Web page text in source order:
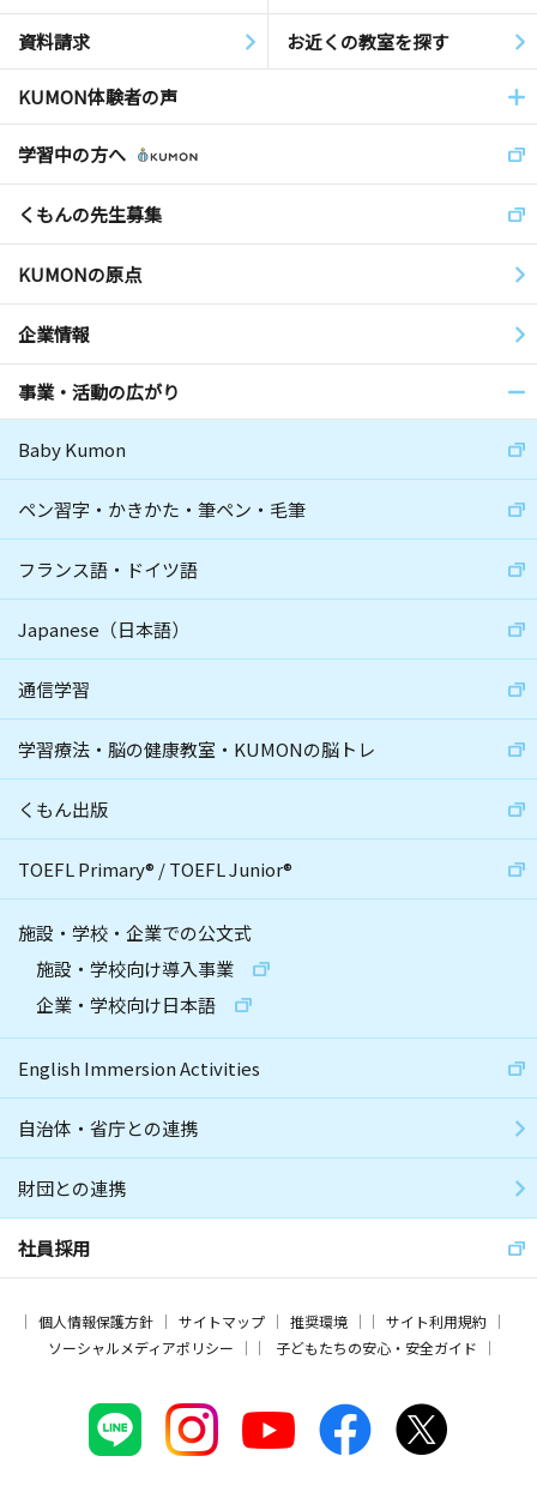
資料請求 お近くの教室を探す
KUMON体験者の声
学習中の方へ
くもんの先生募集
KUMONの原点
企業情報
事業・活動の広がり
Baby Kumon
ペン習字・かきかた・筆ペン・毛筆
フランス語・ドイツ語
Japanese（日本語）
通信学習
学習療法・脳の健康教室・KUMONの脳トレ
くもん出版
TOEFL Primary® /TOEFL Junior®
施設・学校・企業での公文式
施設・学校向け導入事業
企業・学校向け日本語
English Immersion Activities
自治体・省庁との連携
財団との連携
社員採用
個人情報保護方針 サイトマップ 推奨環境
サイト利用規約
ソーシャルメディアポリシー
子どもたちの安心・安全ガイド